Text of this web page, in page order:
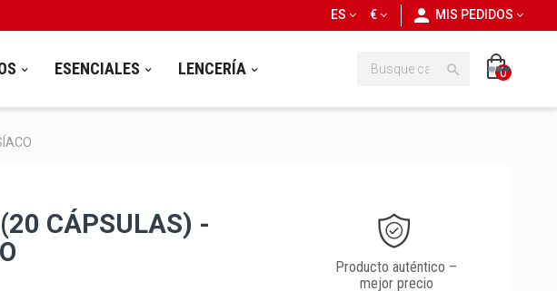
personnMIS PEDIDOS
€
ES
ESENCIALES LENCERÍA  0
CÁPSULAS) -
Producto auténtico –
mejor precio